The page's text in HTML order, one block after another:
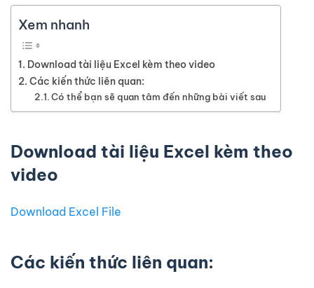
Xem nhanh
Download tài liệu Excel kèm theo video
Các kiến thức liên quan:
Có thể bạn sẽ quan tâm đến những bài viết sau
Download tài liệu Excel kèm theo
video
Download Excel File
Các kiến thức liên quan: